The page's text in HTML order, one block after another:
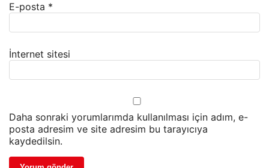
E-posta *
İnternet sitesi
Daha sonraki yorumlarımda kullanılması için adım, e-
posta adresim ve site adresim bu tarayıcıya
kaydedilsin.